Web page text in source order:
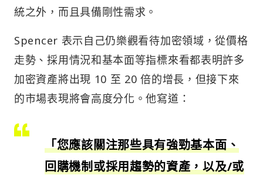
統之外，而且具備剛性需求。
Spencer 表示自己仍樂觀看待加密領域，從價格
走勢、採用情況和基本面等指標來看都表明許多
加密資產將出現 10 至 20 倍的增長，但接下來
的市場表現將會高度分化。他寫道：
「您應該關注那些具有強勁基本面、
回購機制或採用趨勢的資產，以及/或